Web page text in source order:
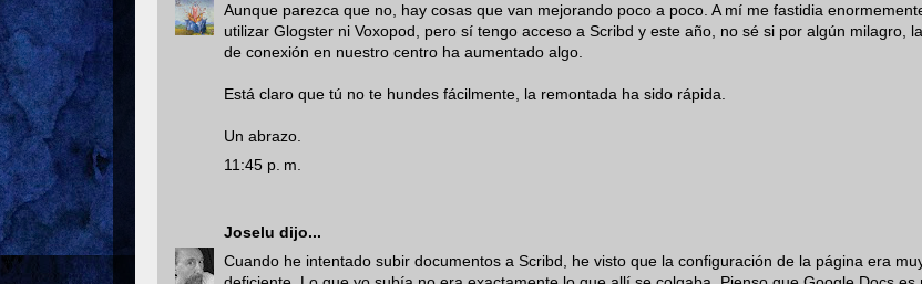
Aunque parezca que no, hay cosas que van mejorando poco a poco. A mí me fastidia
utilizar Glogster ni Voxopod, pero sí tengo acceso a Scribd y este año, no sé si por algún milagro,
de conexión en nuestro centro ha aumentado algo.
Está claro que tú no te hundes fácilmente, la remontada ha sido rápida.
Un abrazo.
11:45 p. m.
Joselu dijo...
Cuando he intentado subir documentos a Scribd, he visto que la configuración de la página era